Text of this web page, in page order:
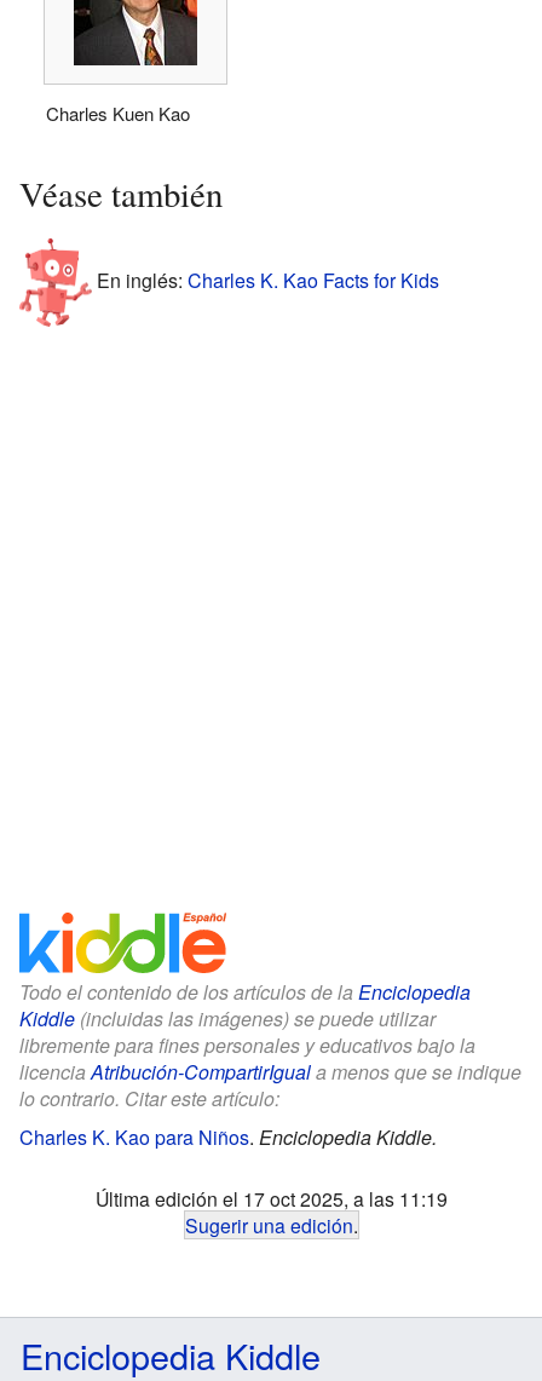
Charles Kuen Kao
Véase también
En inglés: Charles K. Kao Facts for Kids
Todo el contenido de los artículos de la Enciclopedia
Kiddle (incluidas las imágenes) se puede utilizar
libremente para fines personales y educativos bajo la
licenciaAtribución-CompartirIguala menos que se indique
lo contrario. Citar este artículo:
Charles K. Kao para Niños. Enciclopedia Kiddle.
Última edición el 17 oct 2025, a las 11:19
Sugerir una edición.
Enciclopedia Kiddle